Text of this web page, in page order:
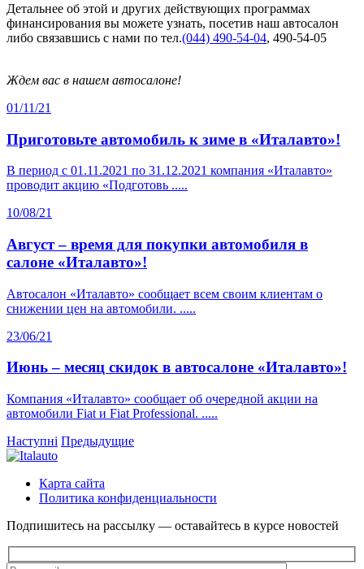
Детальнее об этой и других действующих программах
финансирования вы можете узнать, посетив наш автосалон
либо связавшись с нами по тел.(044) 490-54-04, 490-54-05
Ждем вас в нашем автосалоне!
01/11/21
Приготовьте автомобиль к зиме в «Италавто»!
В период с 01.11.2021 по 31.12.2021 компания «Италавто»
проводит акцию «Подготовь .....
10/08/21
Август – время для покупки автомобиля в
салоне «Италавто»!
Автосалон «Италавто» сообщает всем своим клиентам о
снижении цен на автомобили. .....
23/06/21
Июнь – месяц скидок в автосалоне «Италавто»!
Компания «Италавто» сообщает об очередной акции на
автомобили Fiat и Fiat Professional. .....
Наступні Предыдущие
Карта сайта
Политика конфиденциальности
Подпишитесь на рассылку — оставайтесь в курсе новостей